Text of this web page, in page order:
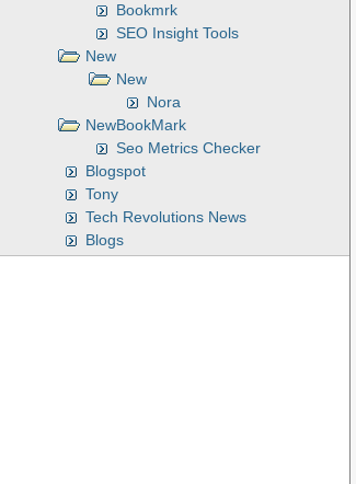
Bookmrk
SEO Insight Tools
New
New
Nora
NewBookMark
Seo Metrics Checker
Blogspot
Tony
Tech Revolutions News
Blogs